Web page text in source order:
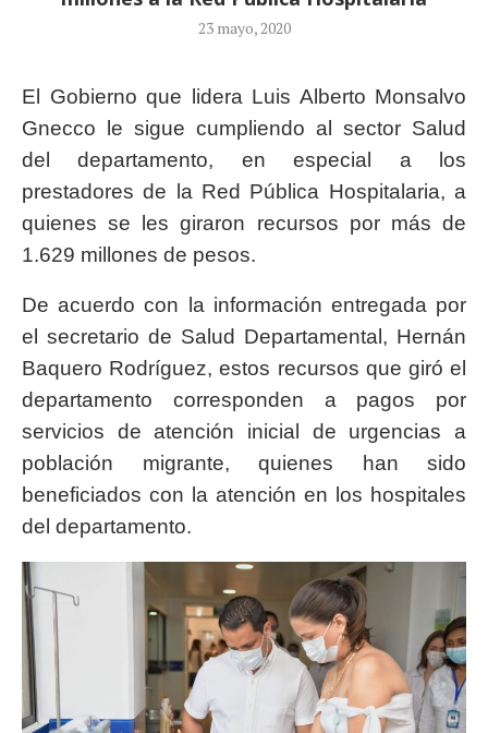
23 mayo, 2020
El Gobierno que lidera Luis Alberto Monsalvo
Gnecco le sigue cumpliendo al sector Salud
del departamento, en especial a los
prestadores de la Red Pública Hospitalaria, a
quienes se les giraron recursos por más de
1.629 millones de pesos.
De acuerdo con la información entregada por
el secretario de Salud Departamental, Hernán
Baquero Rodríguez, estos recursos que giró el
departamento corresponden a pagos por
servicios de atención inicial de urgencias a
población migrante, quienes han sido
beneficiados con la atención en los hospitales
del departamento.